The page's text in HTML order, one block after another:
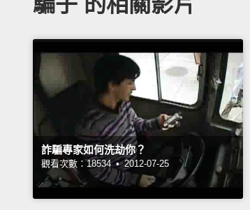
詐騙專家如何洗劫你？
觀看次數：18534 • 2012-07-25